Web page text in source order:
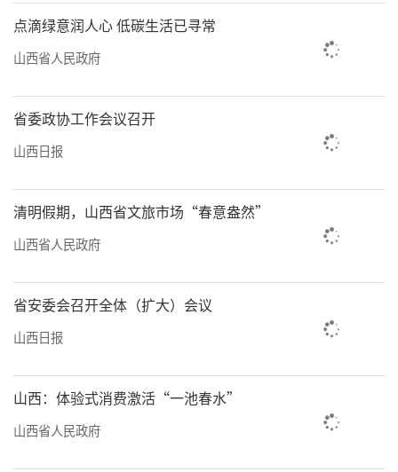
点滴绿意润人心 低碳生活已寻常
山西省人民政府
省委政协工作会议召开
山西日报
清明假期，山西省文旅市场“春意盎然”
山西省人民政府
省安委会召开全体（扩大）会议
山西日报
山西：体验式消费激活“一池春水”
山西省人民政府